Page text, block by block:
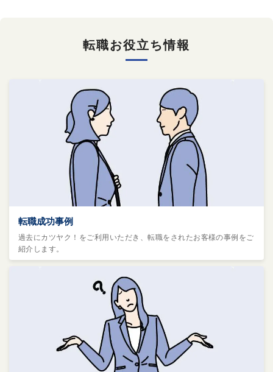
転職お役立ち情報
転職成功事例
過去にカツヤク！をご利用いただき、転職をされたお客様の事例をご
紹介します。